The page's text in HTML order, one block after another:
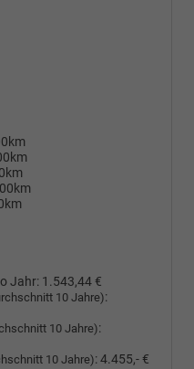
Jahr: 1.543,44 €
10 Jahre):
10 Jahre):
10 Jahre):4.455,- €